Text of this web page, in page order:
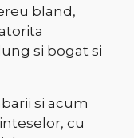
bland,
si bogat si
si acum
cu